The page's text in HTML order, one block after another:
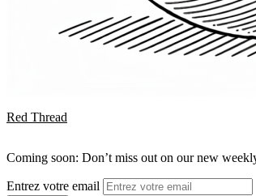
Red Thread
Coming soon: Don’t miss out on our new
Entrez votre email